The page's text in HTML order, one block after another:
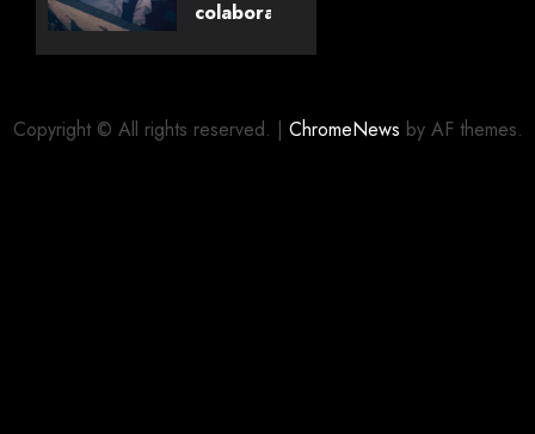
Livros
colaboração
Copyright © All rights reserved. | ChromeNews by AF themes.